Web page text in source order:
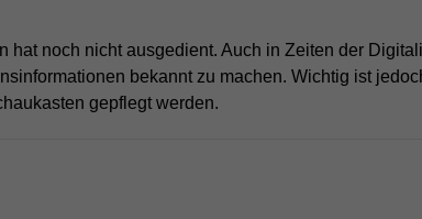
hat noch nicht ausgedient. Auch in Zeiten der
bekannt zu machen. Wichtig ist
gepflegt werden.